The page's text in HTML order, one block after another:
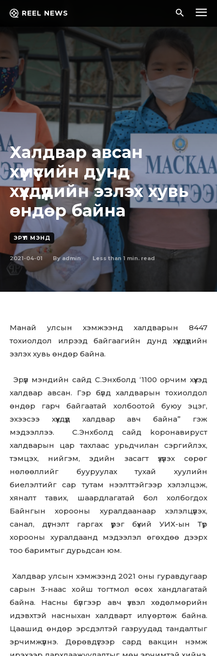
REEL NEWS
Халдвар авсан
хүмүүсийн дунд
хүүхдүүдийн эзлэх хувь
өндөр байна
ЭРҮҮЛ МЭНД
2021-04-01 By admin Less than 1 min. read
Манай улсын хэмжээнд халдварын 8447
тохиолдол илрээд байгаагийн дунд хүүхдүүдийн
эзлэх хувь өндөр байна.
Эрүүл мэндийн сайд С.Энхболд ‘1100 орчим хүүхэд
халдвар авсан. Гэр бүлд халдварын тохиолдол
өндөр гарч байгаатай холбоотой буюу эцэг,
эхээсээ хүүхдүүд халдвар авч байна” гэж
мэдээллээ. С.Энхболд сайд kopoнaвиpуст
халдварын цар тахлаас урьдчилан сэргийлэх,
тэмцэх, нийгэм, эдийн засагт үзүүлэх сөрөг
нөлөөллийг бууруулах тухай хуулийн
биелэлтийг сар тутам нээлттэйгээр хэлэлцэж,
хяналт тавих, шаардлагатай бол холбогдох
Байнгын хорооны хуралдаанаар хэлэлцүүлэх,
санал, дүгнэлт гаргах үүрэг бүхий УИХ-ын Түр
хорооны хуралдаанд мэдээлэл өгөхдөө дээрх
тоо баримтыг дурьдсан юм.
Халдвар улсын хэмжээнд 2021 оны гуравдугаар
сарын 3-наас хойш тогтмол өсөх хандлагатай
байна. Насны бүлгээр авч үзвэл хөдөлмөрийн
идэвхтэй насныхан халдварт илүү өртөж байна.
Цаашид өндөр эрсдэлтэй газруудад тандалтыг
эрчимжүүлнэ. Дөрөвдүгээр сард вакцин нэмж